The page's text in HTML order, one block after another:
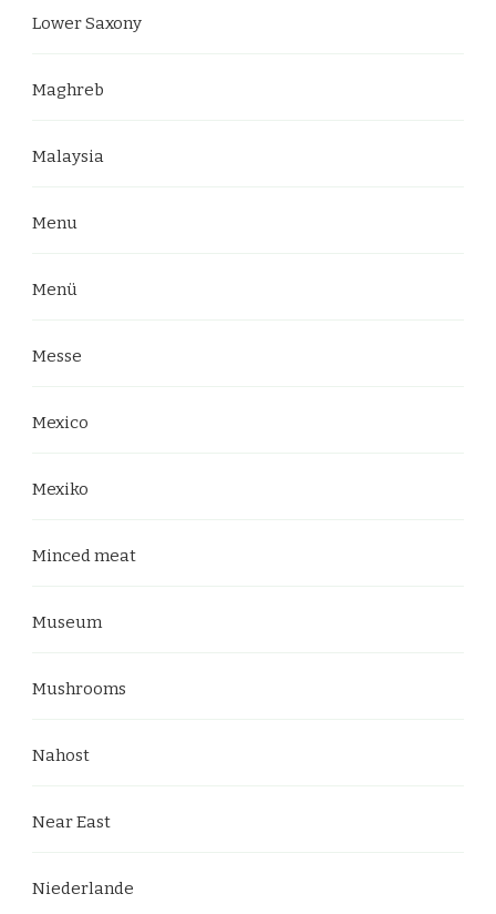
Lower Saxony
Maghreb
Malaysia
Menu
Menü
Messe
Mexico
Mexiko
Minced meat
Museum
Mushrooms
Nahost
Near East
Niederlande